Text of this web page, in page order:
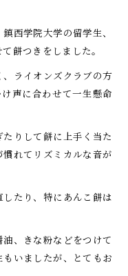
西学院大学の留学生、
餅つきをしました。
ライオンズクラブの方
声に合わせて一生懸命
りして餅に上手く当た
れてリズミカルな音が
たり、特にあんこ餅は
、きな粉などをつけて
いましたが、とてもお